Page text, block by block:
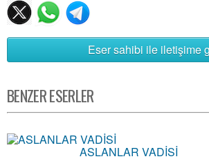
Eser sahibi ile iletişime
BENZER ESERLER
ASLANLAR VADİSİ